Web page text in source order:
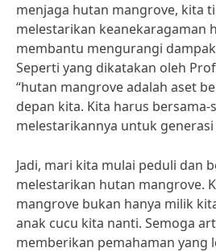
menjaga hutan mangrove, kita
melestarikan keanekaragaman
membantu mengurangi
Seperti yang dikatakan oleh
“hutan mangrove adalah aset
depan kita. Kita harus bersama-
melestarikannya untuk
Jadi, mari kita mulai peduli dan
melestarikan hutan mangrove.
mangrove bukan hanya milik
anak cucu kita nanti. Semoga
memberikan pemahaman yang